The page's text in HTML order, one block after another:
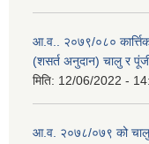
आ.व.. २०७९/०८० कार्त्तिक
(शसर्त अनुदान) चालु र
मिति: 12/06/2022 -
आ.व. २०७८/०७९ को चालु